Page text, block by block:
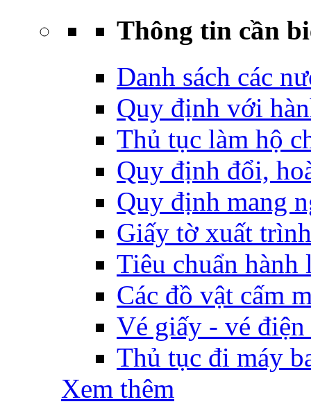
Thông tin cần
Danh sách các
Quy định với
Thủ tục làm hộ
Quy định đổi,
Quy định mang
Giấy tờ xuất
Tiêu chuẩn
Các đồ vật cấm
Vé giấy - vé
Thủ tục đi máy
Xem thêm